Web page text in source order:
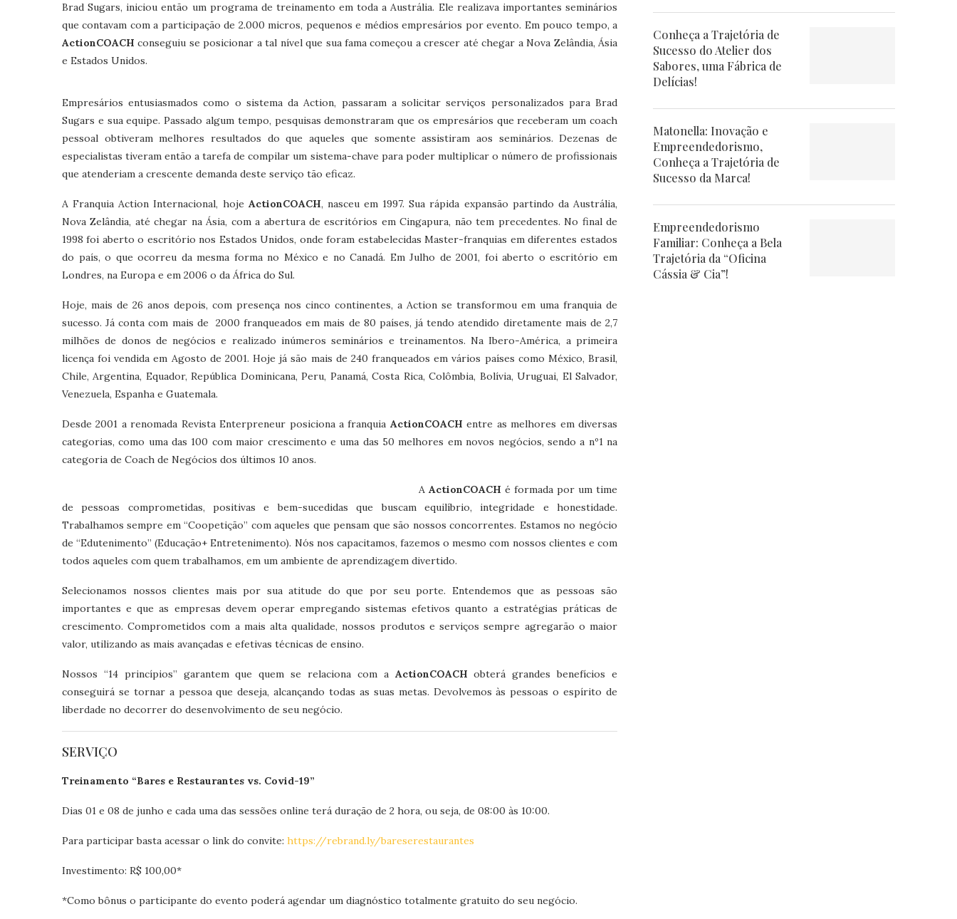
Brad Sugars, iniciou então um programa de treinamento em toda a Austrália. Ele realizava importantes seminários
que contavam com a participação de 2.000 micros, pequenos e médios empresários por evento. Em pouco tempo, a
ActionCOACH conseguiu se posicionar a tal nível que sua fama começou a crescer até chegar a Nova Zelândia, Ásia
e Estados Unidos.
Empresários entusiasmados como o sistema da Action, passaram a solicitar serviços personalizados para Brad
Sugars e sua equipe. Passado algum tempo, pesquisas demonstraram que os empresários que receberam um coach
pessoal obtiveram melhores resultados do que aqueles que somente assistiram aos seminários. Dezenas de
especialistas tiveram então a tarefa de compilar um sistema-chave para poder multiplicar o número de profissionais
que atenderiam a crescente demanda deste serviço tão eficaz.
A Franquia Action Internacional, hoje ActionCOACH, nasceu em 1997. Sua rápida expansão partindo da Austrália,
Nova Zelândia, até chegar na Ásia, com a abertura de escritórios em Cingapura, não tem precedentes. No final de
1998 foi aberto o escritório nos Estados Unidos, onde foram estabelecidas Master-franquias em diferentes estados
do país, o que ocorreu da mesma forma no México e no Canadá. Em Julho de 2001, foi aberto o escritório em
Londres, na Europa e em 2006 o da África do Sul.
Hoje, mais de 26 anos depois, com presença nos cinco continentes, a Action se transformou em uma franquia de
sucesso. Já conta com mais de 2000 franqueados em mais de 80 países, já tendo atendido diretamente mais de 2,7
milhões de donos de negócios e realizado inúmeros seminários e treinamentos. Na Ibero-América, a primeira
licença foi vendida em Agosto de 2001. Hoje já são mais de 240 franqueados em vários países como México, Brasil,
Chile, Argentina, Equador, República Dominicana, Peru, Panamá, Costa Rica, Colômbia, Bolívia, Uruguai, El Salvador,
Venezuela, Espanha e Guatemala.
Desde 2001 a renomada Revista Enterpreneur posiciona a franquia ActionCOACH entre as melhores em diversas
categorias, como uma das 100 com maior crescimento e uma das 50 melhores em novos negócios, sendo a nº1 na
categoria de Coach de Negócios dos últimos 10 anos.
A ActionCOACH é formada por um time
de pessoas comprometidas, positivas e bem-sucedidas que buscam equilíbrio, integridade e honestidade.
Trabalhamos sempre em “Coopetição” com aqueles que pensam que são nossos concorrentes. Estamos no negócio
de “Edutenimento” (Educação+ Entretenimento). Nós nos capacitamos, fazemos o mesmo com nossos clientes e com
todos aqueles com quem trabalhamos, em um ambiente de aprendizagem divertido.
Selecionamos nossos clientes mais por sua atitude do que por seu porte. Entendemos que as pessoas são
importantes e que as empresas devem operar empregando sistemas efetivos quanto a estratégias práticas de
crescimento. Comprometidos com a mais alta qualidade, nossos produtos e serviços sempre agregarão o maior
valor, utilizando as mais avançadas e efetivas técnicas de ensino.
Nossos “14 princípios” garantem que quem se relaciona com a ActionCOACH obterá grandes benefícios e
conseguirá se tornar a pessoa que deseja, alcançando todas as suas metas. Devolvemos às pessoas o espírito de
liberdade no decorrer do desenvolvimento de seu negócio.
SERVIÇO
Treinamento “Bares e Restaurantes vs. Covid-19”
Dias 01 e 08 de junho e cada uma das sessões online terá duração de 2 hora, ou seja, de 08:00 às 10:00.
Para participar basta acessar o link do convite: https://rebrand.ly/bareserestaurantes
Investimento: R$ 100,00*
*Como bônus o participante do evento poderá agendar um diagnóstico totalmente gratuito do seu negócio.
Conheça a Trajetória de
Sucesso do Atelier dos
Sabores, uma Fábrica de
Delícias!
Matonella: Inovação e
Empreendedorismo,
Conheça a Trajetória de
Sucesso da Marca!
Empreendedorismo
Familiar: Conheça a Bela
Trajetória da “Oficina
Cássia & Cia”!